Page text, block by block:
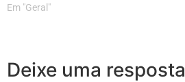
Em "Geral"
Deixe uma resposta